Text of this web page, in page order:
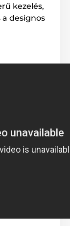
póráz
a gyors
kezelés,
designos